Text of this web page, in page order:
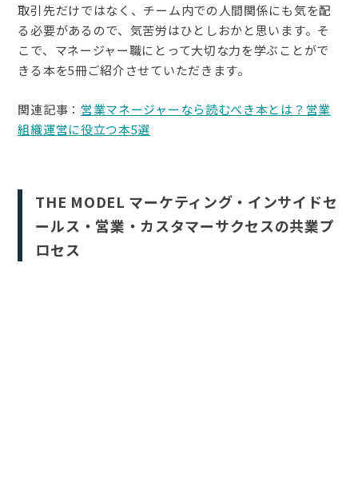
取引先だけではなく、チーム内での人間関係にも気を配
る必要があるので、気苦労はひとしおかと思います。そ
こで、マネージャー職にとって大切な力を学ぶことがで
きる本を5冊ご紹介させていただきます。
関連記事： 営業マネージャーなら読むべき本とは？営業
組織運営に役立つ本5選
THE MODEL マーケティング・インサイドセ
ールス・営業・カスタマーサクセスの共業プ
ロセス